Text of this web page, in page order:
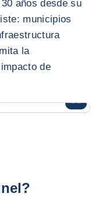
años desde su
municipios
la
de